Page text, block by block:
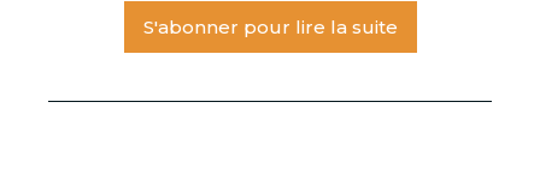
S'abonner pour lire la suite